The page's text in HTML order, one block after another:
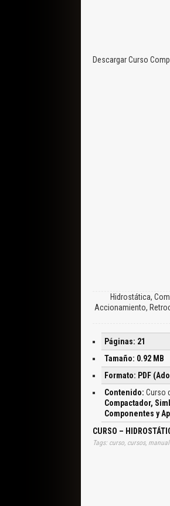
Descargar Curso
Hidrostática,
Accionamiento,
Páginas: 21
Tamaño: 0.92 MB
Formato: PDF
Contenido: Curso
Compactador,
Componentes y
CURSO –